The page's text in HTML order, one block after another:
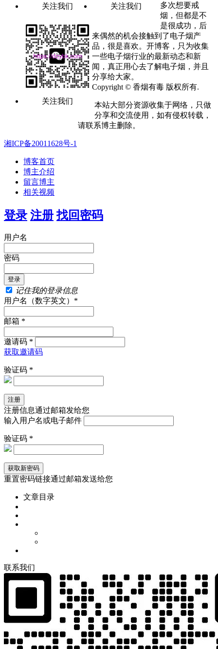
关注我们 关注我们
关注我们
多次想要戒
烟，但都是不
是很成功，后
来偶然的机会接触到了电子烟产
品，很是喜欢。开博客，只为收集
一些电子烟行业的最新动态和新
闻，真正用心去了解电子烟，并且
分享给大家。
Copyright © 香烟有毒 版权所有.
本站大部分资源收集于网络，只做
分享和交流使用，如有侵权转载，
请联系博主删除。
湘ICP备20011628号-1
博客首页
博主介绍
留言博主
相关视频
登录 注册 找回密码
用户名
密码
记住我的登录信息
用户名（数字英文）*
邮箱 *
邀请码 *
获取邀请码
验证码 *
注册信息通过邮箱发给您
输入用户名或电子邮件
验证码 *
重置密码链接通过邮箱发送给您
文章目录
联系我们